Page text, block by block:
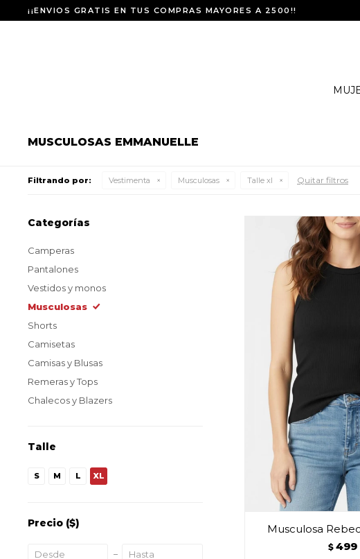
¡¡ENVIOS GRATIS EN TUS COMPRAS MAYORES A 2500!!
MUSCULOSAS EMMANUELLE
Filtrando por: Vestimenta Musculosas Talle xl Quitar filtros
Musculosa
$ 499
Categorías
Camperas
Pantalones
Vestidos y monos
Musculosas
Shorts
Camisetas
Camisas y Blusas
Remeras y Tops
Chalecos y Blazers
Talle
S M L XL
Precio ($)